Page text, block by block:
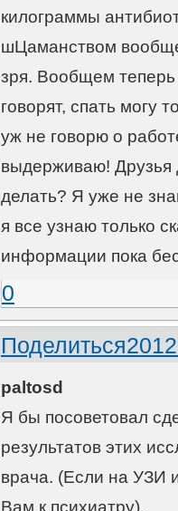
килограммы
шЦаманством
зря. Вообщем теперь
говорят, спать могу
уж не говорю о
выдерживаю! Друзья
делать? Я уже не
я все узнаю только
информации пока
0
Поделиться
paltosd
Я бы посоветовал
результатов этих
врача. (Если на УЗИ
Вам к психиатру).